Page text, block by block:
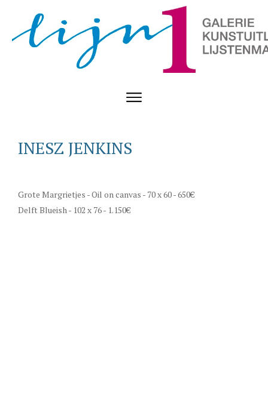
INESZ JENKINS
Grote Margrietjes - Oil on canvas - 70 x 60 - 650€
Delft Blueish - 102 x 76 - 1.150€